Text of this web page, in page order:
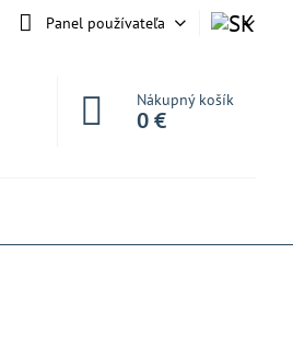
Panel používateľa
Nákupný košík
0 €